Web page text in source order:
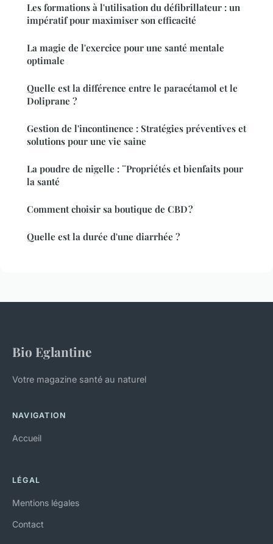
Les formations à l'utilisation du défibrillateur : un
impératif pour maximiser son efficacité
La magie de l'exercice pour une santé mentale
optimale
Quelle est la différence entre le paracétamol et le
Doliprane ?
Gestion de l'incontinence : Stratégies préventives et
solutions pour une vie saine
La poudre de nigelle : ¨Propriétés et bienfaits pour
la santé
Comment choisir sa boutique de CBD ?
Quelle est la durée d'une diarrhée ?
Bio Eglantine
Votre magazine santé au naturel
NAVIGATION
Accueil
LÉGAL
Mentions légales
Contact